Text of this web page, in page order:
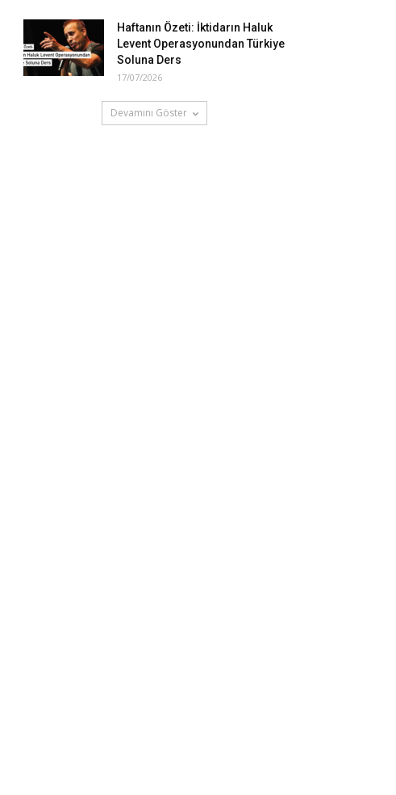
Haftanın Özeti: İktidarın Haluk
Levent Operasyonundan Türkiye
Soluna Ders
17/07/2026
Devamını Göster